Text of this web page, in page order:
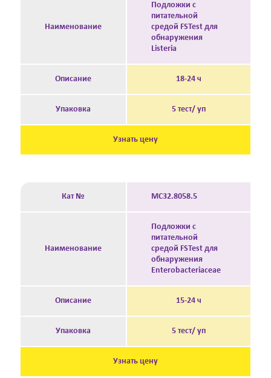
Наименование
Подложки с
питательной
средой FSTest для
обнаружения
Listeria
Описание 18-24 ч
Упаковка 5 тест/ уп
Узнать цену
Кат № MC32.8058.5
Наименование
Подложки с
питательной
средой FSTest для
обнаружения
Enterobacteriaceae
Описание 15-24 ч
Упаковка 5 тест/ уп
Узнать цену